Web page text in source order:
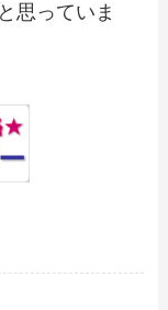
思っていま